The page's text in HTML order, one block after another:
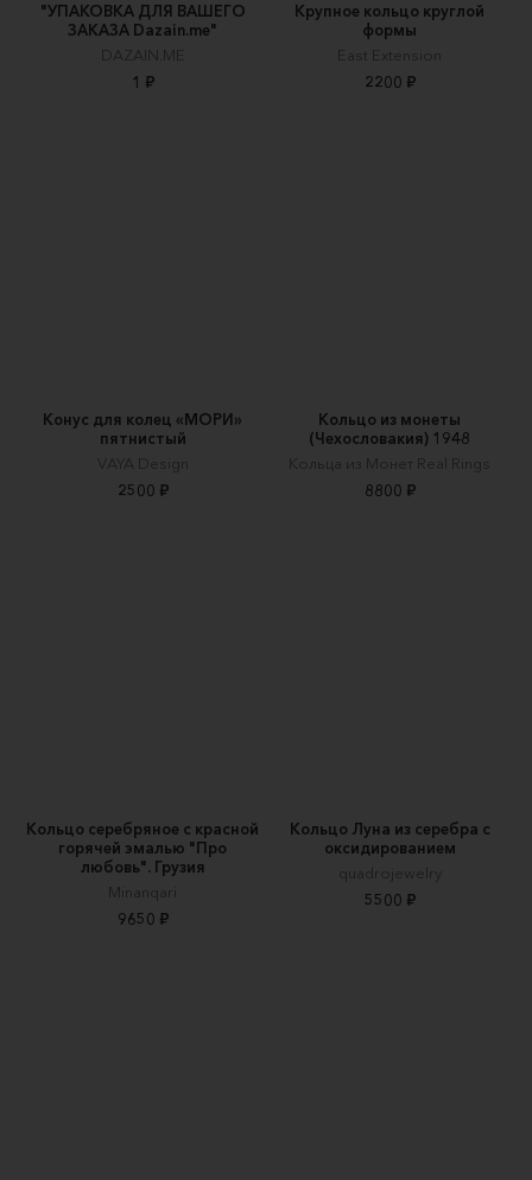
"УПАКОВКА ДЛЯ ВАШЕГО
ЗАКАЗА Dazain.me"
DAZAIN.ME
1 ₽
Крупное кольцо круглой
формы
East Extension
2200 ₽
Конус для колец «МОРИ»
пятнистый
VAYA Design
2500 ₽
Кольцо из монеты
(Чехословакия) 1948
Кольца из Монет Real Rings
8800 ₽
Кольцо серебряное с красной
горячей эмалью "Про
любовь". Грузия
Minanqari
9650 ₽
Кольцо Луна из серебра с
оксидированием
quadrojewelry
5500 ₽